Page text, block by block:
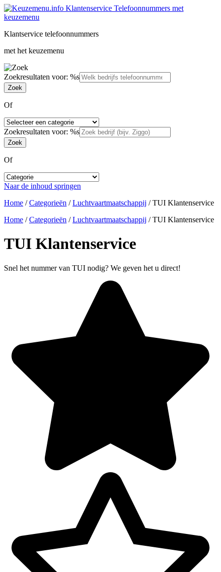
Klantservice telefoonnummers
met het keuzemenu
Zoekresultaten voor: %s
Of
Zoekresultaten voor: %s
Of
Naar de inhoud springen
Home /Categorieën /Luchtvaartmaatschappij /TUI Klantenservice
Home /Categorieën /Luchtvaartmaatschappij /TUI Klantenservice
TUI Klantenservice
Snel het nummer van TUI nodig? We geven het u direct!